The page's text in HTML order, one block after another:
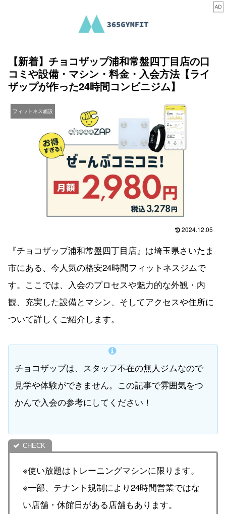
【新着】チョコザップ浦和常盤四丁目店の口
コミや設備・マシン・料金・入会方法【ライ
ザップが作った24時間コンビニジム】
フィットネス施設
2024.12.05
『チョコザップ浦和常盤四丁目店』は埼玉県さいたま
市にある、今人気の格安24時間フィットネスジムで
す。ここでは、入会のプロセスや魅力的な外観・内
観、充実した設備とマシン、そしてアクセスや住所に
ついて詳しくご紹介します。
チョコザップは、スタッフ不在の無人ジムなので
見学や体験ができません。この記事で雰囲気をつ
かんで入会の参考にしてください！
※使い放題はトレーニングマシンに限ります。
※一部、テナント規制により24時間営業ではな
い店舗・休館日がある店舗もあります。